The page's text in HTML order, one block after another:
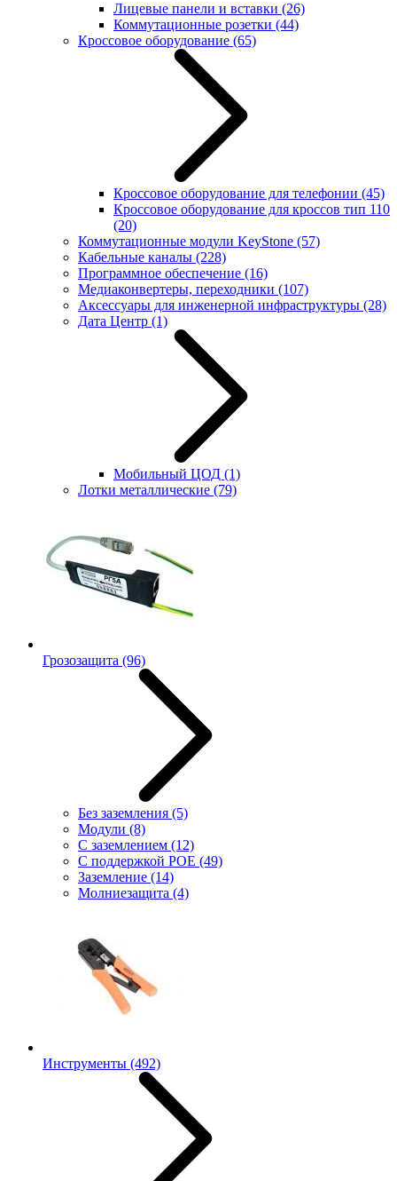
Лицевые панели и вставки (26)
Коммутационные розетки (44)
Кроссовое оборудование (65)
Кроссовое оборудование для телефонии (45)
Кроссовое оборудование для кроссов тип 110
(20)
Коммутационные модули KeyStone (57)
Кабельные каналы (228)
Программное обеспечение (16)
Медиаконвертеры, переходники (107)
Аксессуары для инженерной инфраструктуры (28)
Дата Центр (1)
Мобильный ЦОД (1)
Лотки металлические (79)
Грозозащита (96)
Без заземления (5)
Модули (8)
С заземлением (12)
С поддержкой POE (49)
Заземление (14)
Молниезащита (4)
Инструменты (492)